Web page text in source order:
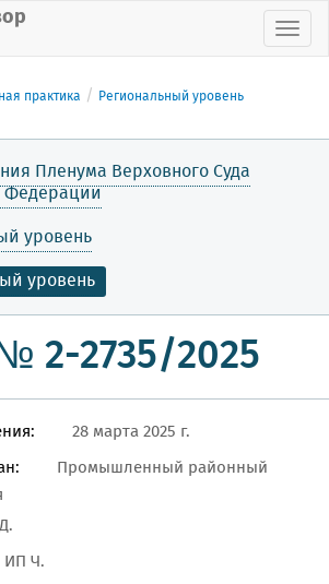
практика Региональный уровень
Пленума Верховного Суда
Федерации
уровень
уровень
2-2735/2025
28 марта 2025 г.
Промышленный районный
ИП Ч.